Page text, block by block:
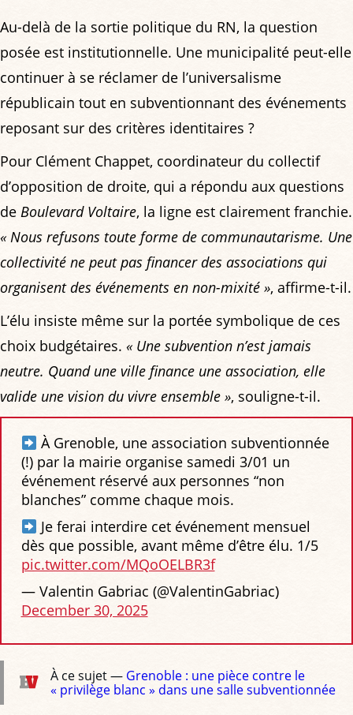
Au-delà de la sortie politique du RN, la question
posée est institutionnelle. Une municipalité peut-elle
continuer à se réclamer de l’universalisme
républicain tout en subventionnant des événements
reposant sur des critères identitaires ?
Pour Clément Chappet, coordinateur du collectif
d’opposition de droite, qui a répondu aux questions
de Boulevard Voltaire, la ligne est clairement franchie.
« Nous refusons toute forme de communautarisme. Une
collectivité ne peut pas financer des associations qui
organisent des événements en non-mixité », affirme-t-il.
L’élu insiste même sur la portée symbolique de ces
choix budgétaires. « Une subvention n’est jamais
neutre. Quand une ville finance une association, elle
valide une vision du vivre ensemble », souligne-t-il.
À Grenoble, une association subventionnée
(!) par la mairie organise samedi 3/01 un
événement réservé aux personnes “non
blanches” comme chaque mois.
Je ferai interdire cet événement mensuel
dès que possible, avant même d’être élu. 1/5
pic.twitter.com/MQoOELBR3f
— Valentin Gabriac (@ValentinGabriac)
December 30, 2025
À ce sujet — Grenoble : une pièce contre le
« privilège blanc » dans une salle subventionnée